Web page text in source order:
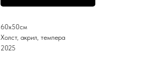
60х50см
Холст, акрил, темпера
2025